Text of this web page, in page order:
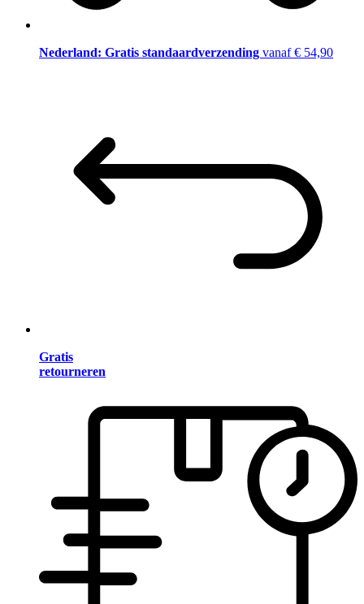
Nederland: Gratis standaardverzending vanaf € 54,90
Gratis
retourneren